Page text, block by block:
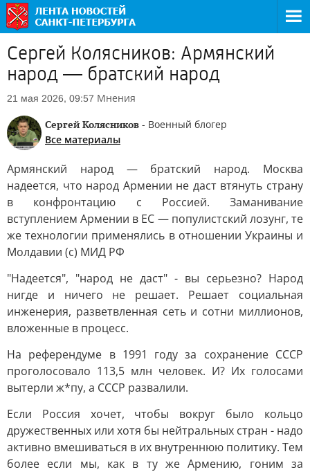
Сергей Колясников: Армянский
народ — братский народ
21 мая 2026, 09:57 Мнения
Сергей Колясников - Военный блогер
Все материалы
Армянский народ — братский народ. Москва
надеется, что народ Армении не даст втянуть страну
в конфронтацию с Россией. Заманивание
вступлением Армении в ЕС — популистский лозунг, те
же технологии применялись в отношении Украины и
Молдавии (с) МИД РФ
"Надеется", "народ не даст" - вы серьезно? Народ
нигде и ничего не решает. Решает социальная
инженерия, разветвленная сеть и сотни миллионов,
вложенные в процесс.
На референдуме в 1991 году за сохранение СССР
проголосовало 113,5 млн человек. И? Их голосами
вытерли ж*пу, а СССР развалили.
Если Россия хочет, чтобы вокруг было кольцо
дружественных или хотя бы нейтральных стран - надо
активно вмешиваться в их внутреннюю политику. Тем
более если мы, как в ту же Армению, гоним за